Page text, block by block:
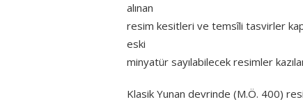
alınan
resim kesitleri ve temsîli tasvirler
eski
minyatür sayılabilecek resimler
Klasik Yunan devrinde (M.Ö. 400)